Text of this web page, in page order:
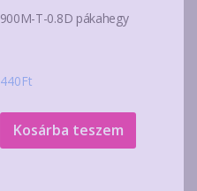
900M-T-0.8D pákahegy
440Ft
Kosárba teszem